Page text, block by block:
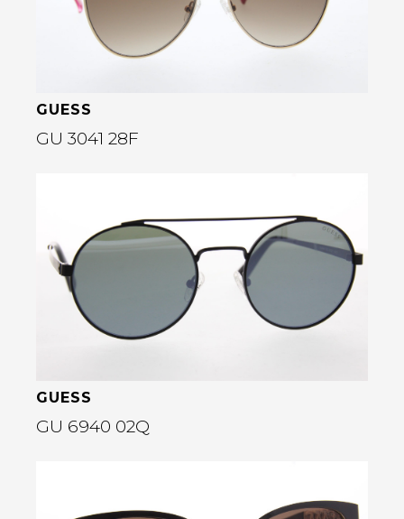
GUESS
GU 3041 28F
Bekijk deze bril
GUESS
GU 6940 02Q
Bekijk deze bril